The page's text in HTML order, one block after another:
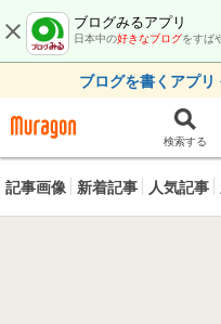
ブログみるアプリ
日本中の好きなブログをすば
ブログを書くアプリ
検索する
記事画像 新着記事 人気記事